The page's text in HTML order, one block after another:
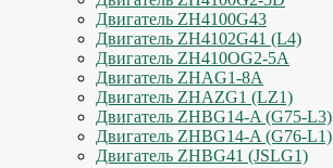
Двигатель ZH4100G43
Двигатель ZH4102G41 (L4)
Двигатель ZH410OG2-5A
Двигатель ZHAG1-8A
Двигатель ZHAZG1 (LZ1)
Двигатель ZHBG14-A (G75-L3)
Двигатель ZHBG14-A (G76-L1)
Двигатель ZHBG41 (JSLG1)